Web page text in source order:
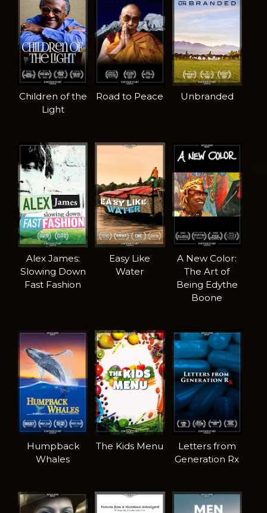
Children of the
Light
Road to Peace Unbranded
Alex James:
Slowing Down
Fast Fashion
Easy Like
Water
A New Color:
The Art of
Being Edythe
Boone
Humpback
Whales
The Kids Menu
Letters from
Generation Rx